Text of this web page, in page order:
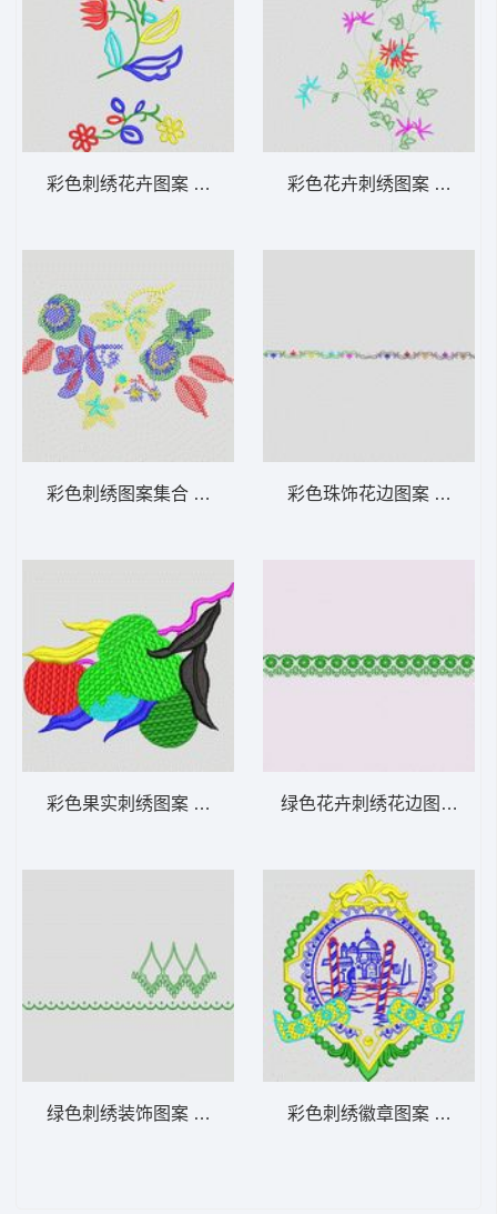
彩色刺绣花卉图案 大花样
彩色刺绣图案集合 大花样
彩色果实刺绣图案 大花样
绿色刺绣装饰图案 大花样
彩色花卉刺绣图案 大花样
彩色珠饰花边图案 大花样
绿色花卉刺绣花边图案 大
彩色刺绣徽章图案 大花样